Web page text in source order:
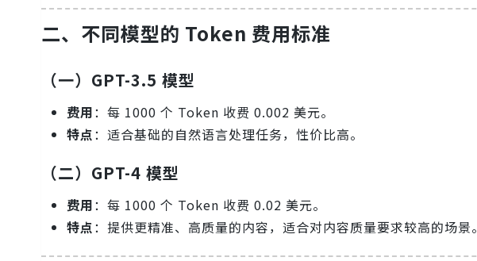
二、不同模型的 Token 费用标准
（一）GPT-3.5 模型
费用：每 1000 个 Token 收费 0.002 美元。
特点：适合基础的自然语言处理任务，性价比高。
（二）GPT-4 模型
费用：每 1000 个 Token 收费 0.02 美元。
特点：提供更精准、高质量的内容，适合对内容质量要求较高的场景。